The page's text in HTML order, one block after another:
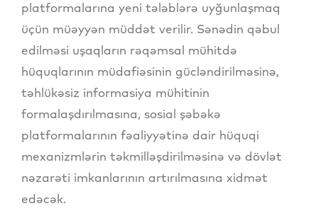
platformalarına yeni tələblərə uyğunlaşmaq
üçün müəyyən müddət verilir. Sənədin qəbul
edilməsi uşaqların rəqəmsal mühitdə
hüquqlarının müdafiəsinin gücləndirilməsinə,
təhlükəsiz informasiya mühitinin
formalaşdırılmasına, sosial şəbəkə
platformalarının fəaliyyətinə dair hüquqi
mexanizmlərin təkmilləşdirilməsinə və dövlət
nəzarəti imkanlarının artırılmasına xidmət
edəcək.